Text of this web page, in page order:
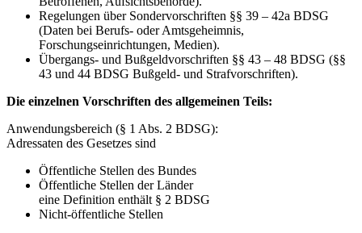
Regelungen über Sondervorschriften §§ 39 – 42a BDSG
(Daten bei Berufs- oder Amtsgeheimnis,
Forschungseinrichtungen, Medien).
Übergangs- und Bußgeldvorschriften §§ 43 – 48 BDSG (§§
43 und 44 BDSG Bußgeld- und Strafvorschriften).
Die einzelnen Vorschriften des allgemeinen Teils:
Anwendungsbereich (§ 1 Abs. 2 BDSG):
Adressaten des Gesetzes sind
Öffentliche Stellen des Bundes
Öffentliche Stellen der Länder
eine Definition enthält § 2 BDSG
Nicht-öffentliche Stellen